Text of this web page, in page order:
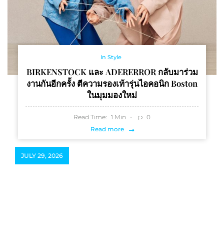
In Style
BIRKENSTOCK และ ADERERROR กลับมาร่วม
งานกันอีกครั้ง ตีความรองเท้ารุ่นไอคอนิก Boston
ในมุมมองใหม่
Read Time: 1 Min
0
Read more
JULY 29, 2026